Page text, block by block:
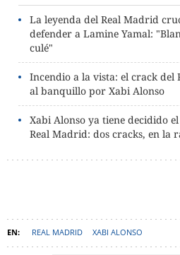
La leyenda del Real Madrid
defender a Lamine Yamal:
culé"
Incendio a la vista: el crack del
al banquillo por Xabi Alonso
Xabi Alonso ya tiene decidido
Real Madrid: dos cracks, en la
REAL MADRID XABI ALONSO